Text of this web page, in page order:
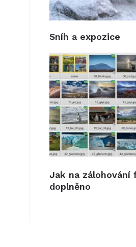
Sníh a expozice
Jak na zálohování
doplněno